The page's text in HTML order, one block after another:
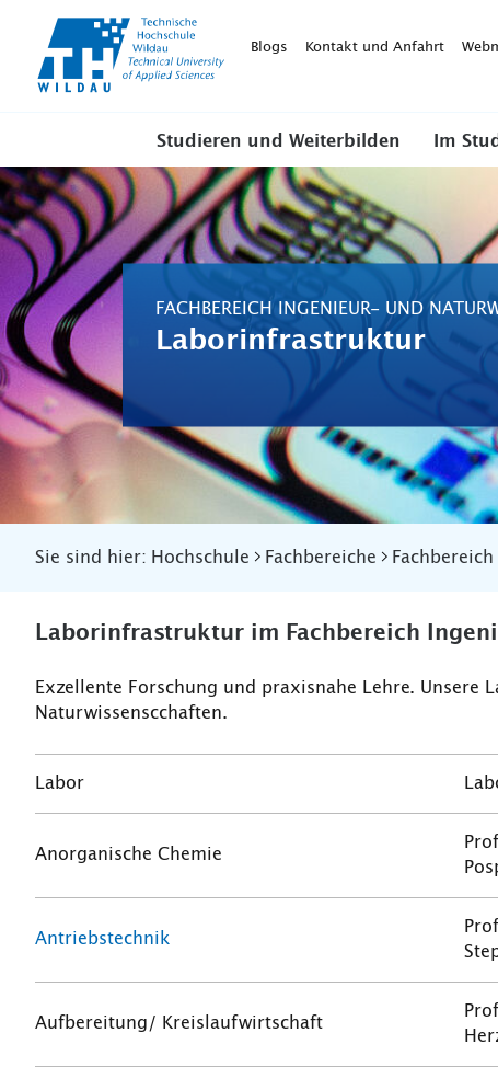
WildauBlogs Kontakt und Anfahrt
Studieren und Weiterbilden Im
FACHBEREICH INGENIEUR- UND
Laborinfrastruktur
Sie sind hier: Hochschule Fachbereiche
Laborinfrastruktur im Fachbereich
Exzellente Forschung und praxisnahe Lehre. Unsere
Naturwissenscchaften.
Labor
Anorganische Chemie
Antriebstechnik
Aufbereitung/ Kreislaufwirtschaft